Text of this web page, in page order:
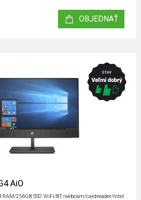
OBJEDNAŤ
AiO
RAM/256GB SSD WiFi/BT/webcam/cardreader/Intel